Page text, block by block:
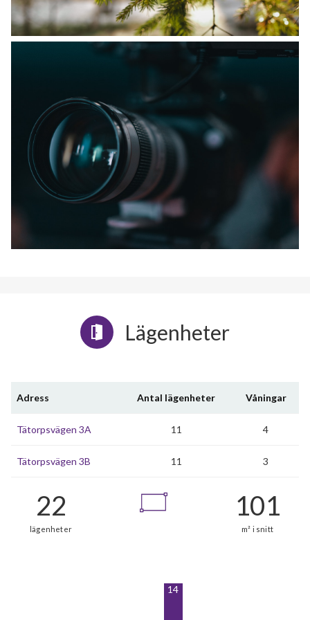
Lägenheter
Adress Antal lägenheter Våningar
Tätorpsvägen 3A 11 4
Tätorpsvägen 3B 11 3
14